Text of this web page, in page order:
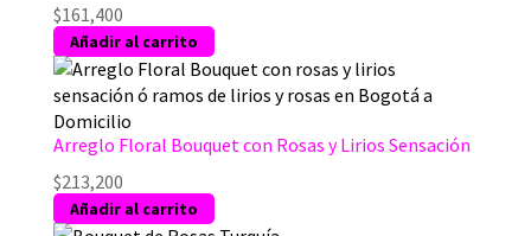
$161,400
Añadir al carrito
Arreglo Floral Bouquet con Rosas y Lirios Sensación
$213,200
Añadir al carrito